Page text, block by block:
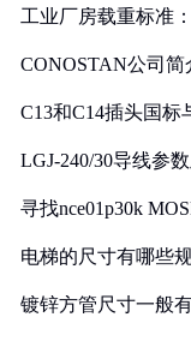
工业厂房载重标准
CONOSTAN公司简
C13和C14插头国
LGJ-240/30导线参
寻找nce01p30k
电梯的尺寸有哪些
镀锌方管尺寸一般